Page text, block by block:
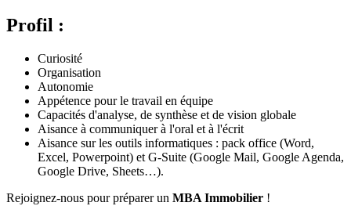
Profil :
Curiosité
Organisation
Autonomie
Appétence pour le travail en équipe
Capacités d'analyse, de synthèse et de vision globale
Aisance à communiquer à l'oral et à l'écrit
Aisance sur les outils informatiques : pack office (Word,
Excel, Powerpoint) et G-Suite (Google Mail, Google Agenda,
Google Drive, Sheets…).
Rejoignez-nous pour préparer un MBA Immobilier !